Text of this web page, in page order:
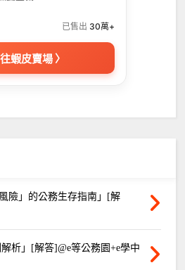
已售出 30萬+
蝦皮賣場 〉
險」的公務生存指南」[解
析」[解答]@e等公務園+e學中